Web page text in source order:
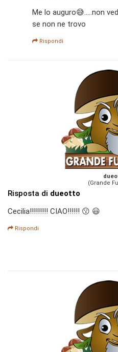
Me lo auguro😅.....non
se non ne trovo
Rispondi
(Grande
Risposta di dueotto
Cecilia!!!!!!!!! CIAO!!!!!! 😗 😃
Rispondi